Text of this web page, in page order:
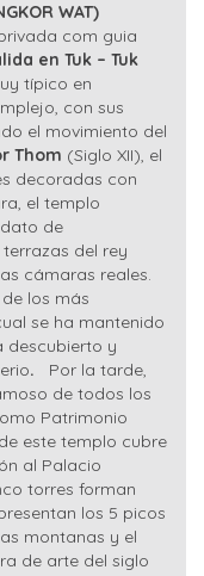
WAT)
com guia
en Tuk – Tuk
típico en
con sus
el movimiento del
Thom (Siglo XII), el
decoradas con
el templo
de
del rey
cámaras reales.
los más
se ha mantenido
descubierto y
. Por la tarde,
de todos los
Patrimonio
este templo cubre
al Palacio
torres forman
los 5 picos
montanas y el
de arte del siglo